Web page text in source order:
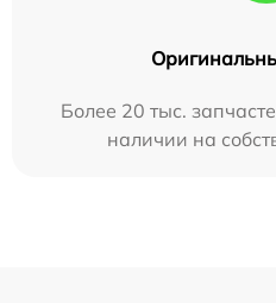
Более 20 тыс.
наличии на